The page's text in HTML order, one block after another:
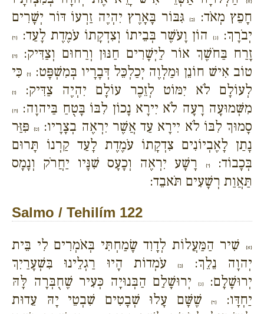
חָפֵץ מְאֹד:
{ב}
גִּבּוֹר בָּאָרֶץ יִהְיֶה זַרְעוֹ דּוֹר יְשָׁרִים
יְבֹרָךְ:
{ג}הוֹן וָעֹשֶׁר בְּבֵיתוֹ וְצִדְקָתוֹ עֹמֶדֶת לָעַד: {ד}
זָרַח בַּחֹשֶׁךְ אוֹר לַיְשָׁרִים חַנּוּן וְרַחוּם וְצַדִּיק: {ה}
טוֹב אִישׁ חוֹנֵן וּמַלְוֶה יְכַלְכֵּל דְּבָרָיו בְּמִשְׁפָּט:{ו}
כִּי
לְעוֹלָם לֹא יִמּוֹט לְזֵכֶר עוֹלָם יִהְיֶה צַדִּיק:
{ז}
מִשְּׁמוּעָה רָעָה לֹא יִירָא נָכוֹן לִבּוֹ בָּטֻחַ בַּיהוָה: {ח}
סָמוּךְ לִבּוֹ לֹא יִירָא עַד אֲשֶׁר יִרְאֶה בְצָרָיו: {ט}פִּזַּר
נָתַן לָאֶבְיוֹנִים צִדְקָתוֹ עֹמֶדֶת לָעַד קַרְנוֹ תָּרוּם
בְּכָבוֹד:{י}
רָשָׁע יִרְאֶה וְכָעָס שִׁנָּיו יַחֲרֹק וְנָמָס
תַּאֲוַת רְשָׁעִים תֹּאבֵד:
Salmo / Tehilím 122
{א}
שִׁיר הַמַּעֲלוֹת לְדָוִד שָׂמַחְתִּי בְּאֹמְרִים לִי בֵּית
יְהוָה נֵלֵךְ:
{ב}עֹמְדוֹת הָיוּ רַגְלֵינוּ בִּשְׁעָרַיִךְ
יְרוּשָׁלִָם:{ג}
יְרוּשָׁלִַם הַבְּנוּיָה כְּעִיר שֶׁחֻבְּרָה לָּהּ
יַחְדָּו:
{ד}שֶׁשָּׁם עָלוּ שְׁבָטִים שִׁבְטֵי יָהּ עֵדוּת